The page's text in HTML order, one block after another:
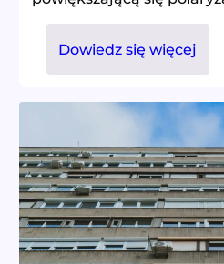
Dowiedz się więcej